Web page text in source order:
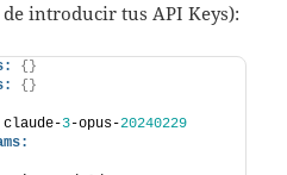
introducir tus API Keys):
{ }
{ }
claude-3-opus-20240229